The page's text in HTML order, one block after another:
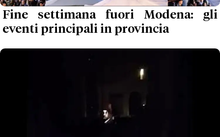
Fine settimana fuori Modena: gli
eventi principali in provincia